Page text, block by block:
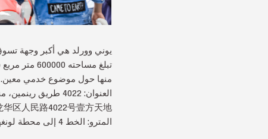
يوني وورلد هي أكبر وجهة
منها حول موضوع خدمي معين.
العنوان: 4022 طريق رينمين، منطقة لونغهوا
华区人民路4022号壹方天地
المترو: الخط 4 إلى محطة لونغهوا (龙华站)